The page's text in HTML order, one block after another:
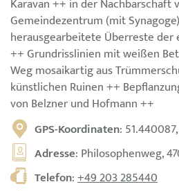
Karavan ++ in der Nachbarschaft
Gemeindezentrum (mit
herausgearbeitete Überreste der
++ Grundrisslinien mit weißen
Weg mosaikartig aus
künstlichen Ruinen ++
von Belzner und Hofmann ++
GPS-Koordinaten:
Adresse: Philosophenweg,
Telefon:+49 203 285440